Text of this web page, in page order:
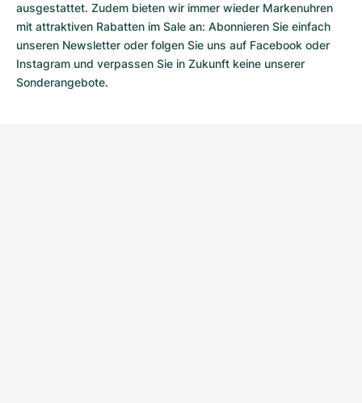
ausgestattet. Zudem bieten wir immer wieder Markenuhren
mit attraktiven Rabatten im Sale an: Abonnieren Sie einfach
unseren Newsletter oder folgen Sie uns auf Facebook oder
Instagram und verpassen Sie in Zukunft keine unserer
Sonderangebote.